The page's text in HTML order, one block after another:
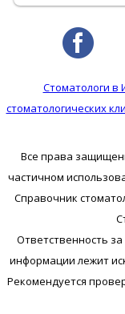
Стоматологи в
стоматологических
Все права
частичном
Справочник
Ответственность
информации лежит
Рекомендуется